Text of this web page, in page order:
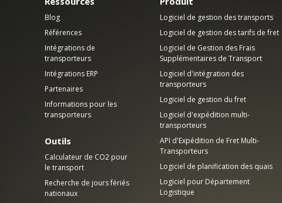
Blog
Références
Intégrations de
transporteurs
Intégrations ERP
Partenaires
Informations pour les
transporteurs
Outils
Calculateur de CO2 pour
le transport
Recherche de jours fériés
nationaux
Logiciel de gestion des transports
Logiciel de gestion des tarifs de fret
Logiciel de Gestion des Frais
Supplémentaires de Transport
Logiciel d'intégration des
transporteurs
Logiciel de gestion du fret
Logiciel d'expédition multi-
transporteurs
API d'Expédition de Fret Multi-
Transporteurs
Logiciel de planification des quais
Logiciel pour Département
Logistique